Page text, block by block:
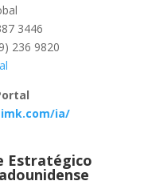
3446
236 9820
ia/
Estratégico